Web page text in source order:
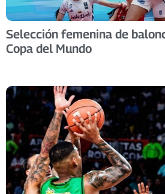
Selección femenina de
Copa del Mundo